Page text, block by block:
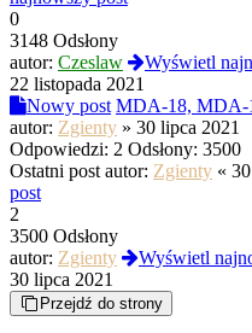
0
3148 Odsłony
autor: Czeslaw
Wyświetl
22 listopada 2021
Nowy post MDA-18, MDA-
autor: Zgienty » 30 lipca 2021
Odpowiedzi: 2 Odsłony: 3500
Ostatni post autor: Zgienty «
post
2
3500 Odsłony
autor: Zgienty
Wyświetl
30 lipca 2021
Przejdź do strony